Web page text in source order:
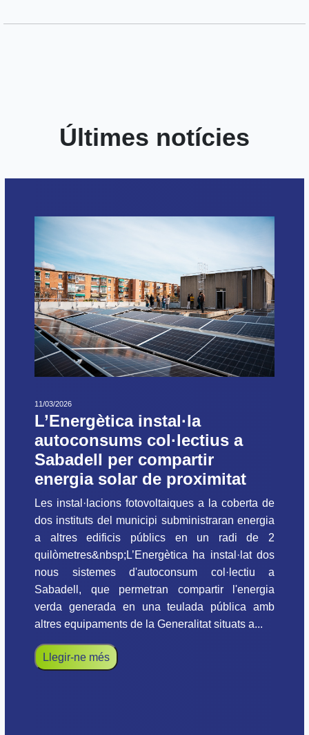
Últimes notícies
11/03/2026
L’Energètica instal·la
autoconsums col·lectius a
Sabadell per compartir
energia solar de proximitat
Les instal·lacions fotovoltaiques a la coberta de
dos instituts del municipi subministraran energia
a altres edificis públics en un radi de 2
quilòmetres&nbsp;L’Energètica ha instal·lat dos
nous sistemes d'autoconsum col·lectiu a
Sabadell, que permetran compartir l'energia
verda generada en una teulada pública amb
altres equipaments de la Generalitat situats a...
Llegir-ne més